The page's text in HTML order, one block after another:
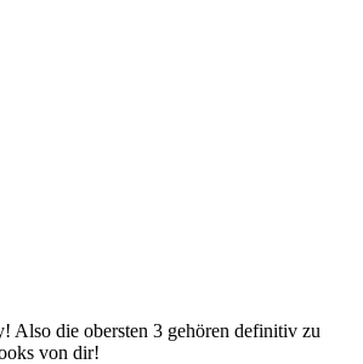
Also die obersten 3 gehören definitiv zu
von dir!